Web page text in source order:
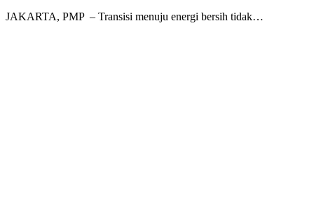
JAKARTA, PMP – Transisi menuju energi bersih tidak…